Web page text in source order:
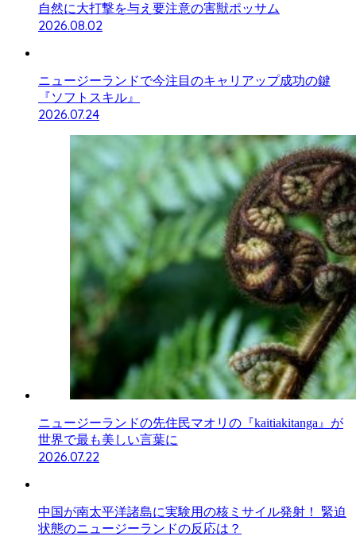
自然に大打撃を与え要注意の害獣ポッサム
2026.08.02
ニュージーランドで今注目のキャリアップ成功の鍵
『ソフトスキル』
2026.07.24
ニュージーランドの先住民マオリの『kaitiakitanga』が
世界で最も美しい言葉に
2026.07.22
中国が南太平洋諸島に実験用の核ミサイル発射！ 緊迫
状態のニュージーランドの反応は？